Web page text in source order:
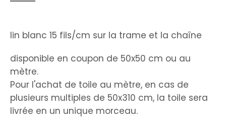
lin blanc 15 fils/cm sur la trame et la chaîne
disponible en coupon de 50x50 cm ou au
mètre.
Pour l'achat de toile au mètre, en cas de
plusieurs multiples de 50x310 cm, la toile sera
livrée en un unique morceau.